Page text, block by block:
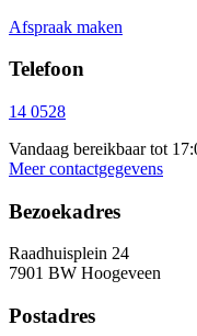
Afspraak maken
Telefoon
14 0528
Vandaag bereikbaar tot
Meer contactgegevens
Bezoekadres
Raadhuisplein 24
7901 BW Hoogeveen
Postadres